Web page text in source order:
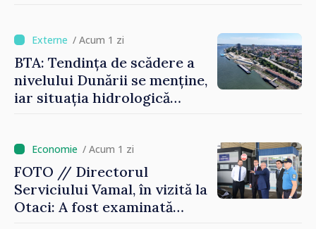
/ Acum 1 zi
BTA: Tendința de scădere a
nivelului Dunării se menține,
iar situația hidrologică
/ Acum 1 zi
FOTO // Directorul
Serviciului Vamal, în vizită la
Otaci: A fost examinată